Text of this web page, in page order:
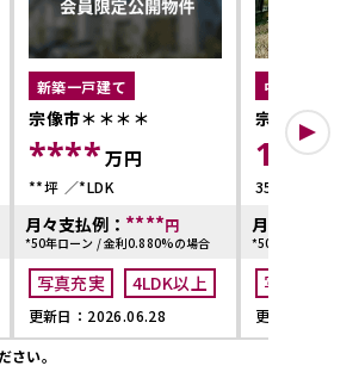
新築一戸建て
宗像市＊＊＊＊
****万円
**坪 *LDK
月々支払例： ****円
*50年ローン / 金利0.880%の場合
写真充実 4LDK以上
更新日：2026.06.28
中古一戸建て
宗像市ひかり
1,949
35.81坪
月々支払例：
*50年ローン / 金利
写真充実
4LDK以上
更新日：
い。